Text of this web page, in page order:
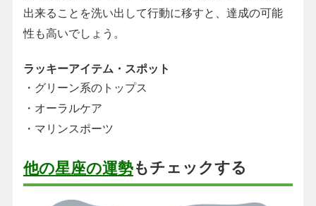
出来ることを洗い出して行動に移すと、達成の可能
性も高いでしょう。
ラッキーアイテム・スポット
・グリーン系のトップス
・オーラルケア
・マリンスポーツ
他の星座の運勢もチェックする